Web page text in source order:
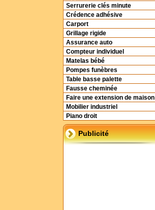
Serrurerie clés minute
Crédence adhésive
Carport
Grillage rigide
Assurance auto
Compteur individuel
Matelas bébé
Pompes funèbres
Table basse palette
Fausse cheminée
Faire une extension de maison
Mobilier industriel
Piano droit
Publicité